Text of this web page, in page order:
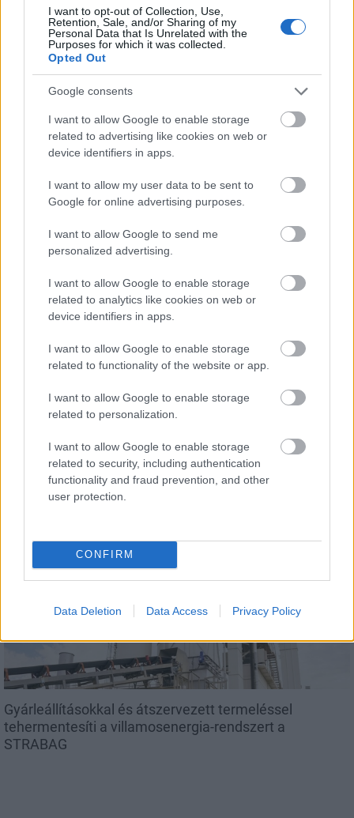
I want to opt-out of Collection, Use,
Retention, Sale, and/or Sharing of my
Personal Data that Is Unrelated with the
Purposes for which it was collected.
Opted Out
Google consents
I want to allow Google to enable storage
related to advertising like cookies on web or
device identifiers in apps.
I want to allow my user data to be sent to
Google for online advertising purposes.
I want to allow Google to send me
personalized advertising.
I want to allow Google to enable storage
related to analytics like cookies on web or
device identifiers in apps.
I want to allow Google to enable storage
related to functionality of the website or app.
I want to allow Google to enable storage
related to personalization.
I want to allow Google to enable storage
related to security, including authentication
functionality and fraud prevention, and other
user protection.
CONFIRM
Data Deletion Data Access Privacy Policy
AJÁNLJUK MÉG
Helyi hírek
Amire többmillióan vártunk: szombattól másodfokúra
csökken a riasztás
Látlelet a hazai víziközművekről? Egyetlen, fél
évszázados vezetéken múlt Bicske vízellátása
Helyi hírek
Gyárleállításokkal és átszervezett termeléssel
tehermentesíti a villamosenergia-rendszert a
STRABAG